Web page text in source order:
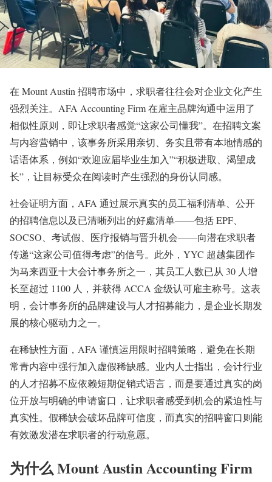
在 Mount Austin 招聘市场中，求职者往往会对企业文化产生
强烈关注。AFA Accounting Firm 在雇主品牌沟通中运用了
相似性原则，即让求职者感觉“这家公司懂我”。在招聘文案
与内容营销中，该事务所采用亲切、务实且带有本地情感的
话语体系，例如“欢迎应届毕业生加入”“积极进取、渴望成
长”，让目标受众在阅读时产生强烈的身份认同感。
社会证明方面，AFA 通过展示真实的员工福利清单、公开
的招聘信息以及已清晰列出的好處清单——包括 EPF、
SOCSO、考试假、医疗报销与晋升机会——向潜在求职者
传递“这家公司值得考虑”的信号。此外，YYC 超越集团作
为马来西亚十大会计事务所之一，其员工人数已从 30 人增
长至超过 1100 人，并获得 ACCA 金级认可雇主称号。这表
明，会计事务所的品牌建设与人才招募能力，是企业长期发
展的核心驱动力之一。
在稀缺性方面，AFA 谨慎运用限时招聘策略，避免在长期
常青内容中强行加入虚假稀缺感。业内人士指出，会计行业
的人才招募不应依赖短期促销式语言，而是要通过真实的岗
位开放与明确的申请窗口，让求职者感受到机会的紧迫性与
真实性。假稀缺会破坏品牌可信度，而真实的招聘窗口则能
有效激发潜在求职者的行动意愿。
为什么 Mount Austin Accounting Firm